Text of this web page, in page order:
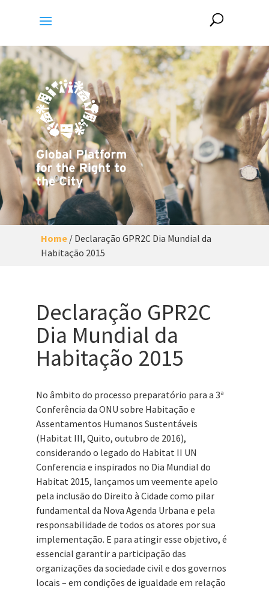
Home/ Declaração GPR2C Dia Mundial da
Habitação 2015
Declaração GPR2C
Dia Mundial da
Habitação 2015
No âmbito do processo preparatório para a 3ª
Conferência da ONU sobre Habitação e
Assentamentos Humanos Sustentáveis
(Habitat III, Quito, outubro de 2016),
considerando o legado do Habitat II UN
Conferencia e inspirados no Dia Mundial do
Habitat 2015, lançamos um veemente apelo
pela inclusão do Direito à Cidade como pilar
fundamental da Nova Agenda Urbana e pela
responsabilidade de todos os atores por sua
implementação. E para atingir esse objetivo, é
essencial garantir a participação das
organizações da sociedade civil e dos governos
locais – em condições de igualdade em relação